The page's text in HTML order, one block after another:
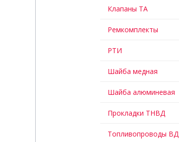
Клапаны ТА
Ремкомплекты
РТИ
Шайба медная
Шайба алюминевая
Прокладки ТНВД
Топливопроводы ВД